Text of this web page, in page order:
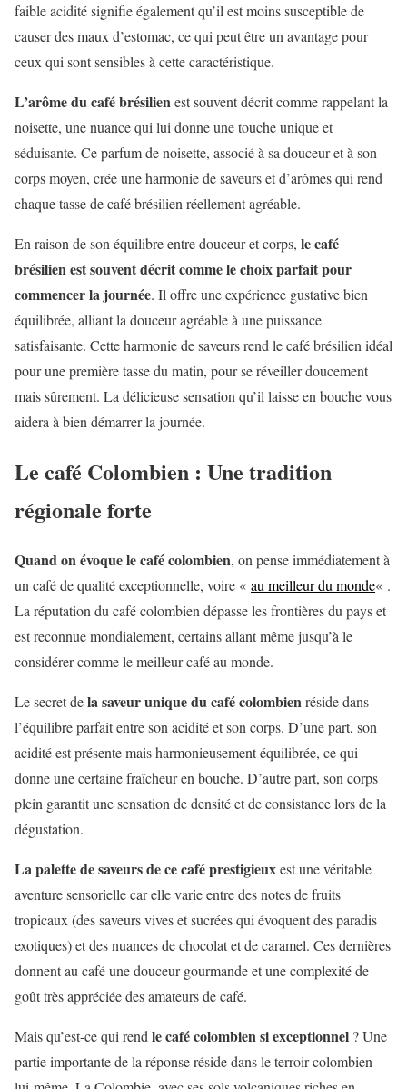
faible acidité signifie également qu’il est moins susceptible de
causer des maux d’estomac, ce qui peut être un avantage pour
ceux qui sont sensibles à cette caractéristique.
L’arôme du café brésilienest souvent décrit comme rappelant la
noisette, une nuance qui lui donne une touche unique et
séduisante. Ce parfum de noisette, associé à sa douceur et à son
corps moyen, crée une harmonie de saveurs et d’arômes qui rend
chaque tasse de café brésilien réellement agréable.
En raison de son équilibre entre douceur et corps, le café
brésilien est souvent décrit comme le choix parfait pour
commencer la journée. Il offre une expérience gustative bien
équilibrée, alliant la douceur agréable à une puissance
satisfaisante. Cette harmonie de saveurs rend le café brésilien idéal
pour une première tasse du matin, pour se réveiller doucement
mais sûrement. La délicieuse sensation qu’il laisse en bouche vous
aidera à bien démarrer la journée.
Le café Colombien : Une tradition
régionale forte
Quand on évoque le café colombien, on pense immédiatement à
un café de qualité exceptionnelle, voire « au meilleur du monde« .
La réputation du café colombien dépasse les frontières du pays et
est reconnue mondialement, certains allant même jusqu’à le
considérer comme le meilleur café au monde.
Le secret dela saveur unique du café colombienréside dans
l’équilibre parfait entre son acidité et son corps. D’une part, son
acidité est présente mais harmonieusement équilibrée, ce qui
donne une certaine fraîcheur en bouche. D’autre part, son corps
plein garantit une sensation de densité et de consistance lors de la
dégustation.
La palette de saveurs de ce café prestigieuxest une véritable
aventure sensorielle car elle varie entre des notes de fruits
tropicaux (des saveurs vives et sucrées qui évoquent des paradis
exotiques) et des nuances de chocolat et de caramel. Ces dernières
donnent au café une douceur gourmande et une complexité de
goût très appréciée des amateurs de café.
Mais qu’est-ce qui rend le café colombien si exceptionnel ? Une
partie importante de la réponse réside dans le terroir colombien